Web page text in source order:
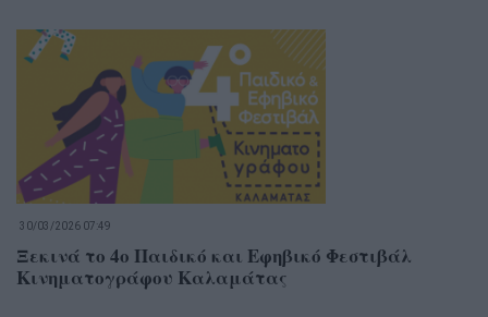
30/03/2026 07:49
Ξεκινά το 4ο Παιδικό και Εφηβικό Φεστιβάλ
Κινηματογράφου Καλαμάτας